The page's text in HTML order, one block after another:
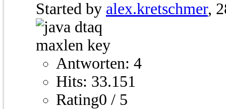
Started by alex.kretschmer,
Antworten: 4
Hits: 33.151
Rating0 / 5